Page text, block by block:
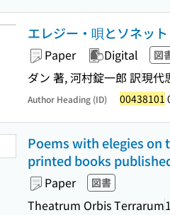
エレジー・唄とソネッ
Paper Digital 図
ダン 著, 河村錠一郎 訳現代
Author Heading (ID) 00438101
Poems with elegies on
printed books
Paper 図書
Theatrum Orbis Terrarum